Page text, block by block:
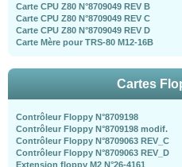
Carte CPU Z80 N°8709049 REV B
Carte CPU Z80 N°8709049 REV C
Carte CPU Z80 N°8709049 REV D
Carte Mère pour TRS-80 M12-16B
Cartes
Contrôleur Floppy N°8709198
Contrôleur Floppy N°8709198 modif.
Contrôleur Floppy N°8709063 REV_C
Contrôleur Floppy N°8709063 REV_D
Extension floppy M2 N°26-4161